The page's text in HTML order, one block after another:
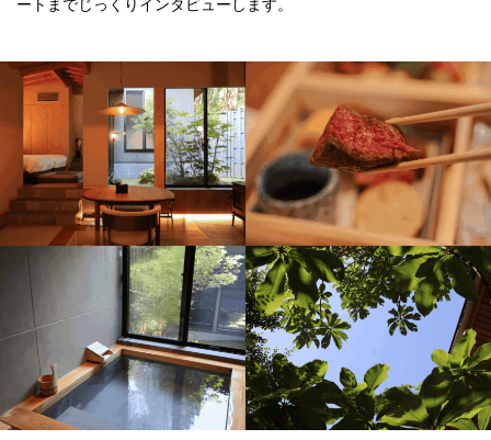
ートまでじっくりインタビューします。